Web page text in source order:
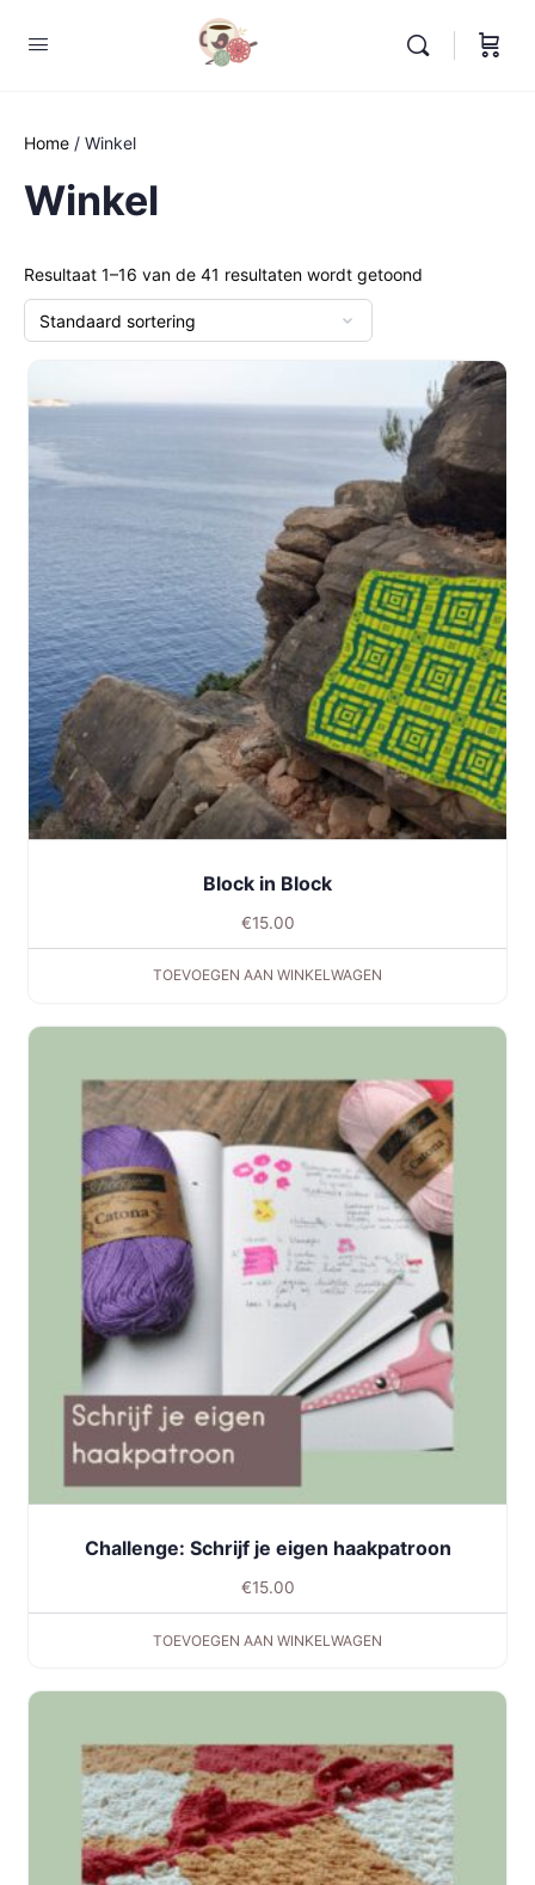
Home / Winkel
Winkel
Resultaat 1–16 van de 41 resultaten wordt getoond
Block in Block
€15.00
TOEVOEGEN AAN WINKELWAGEN
Challenge: Schrijf je eigen haakpatroon
€15.00
TOEVOEGEN AAN WINKELWAGEN